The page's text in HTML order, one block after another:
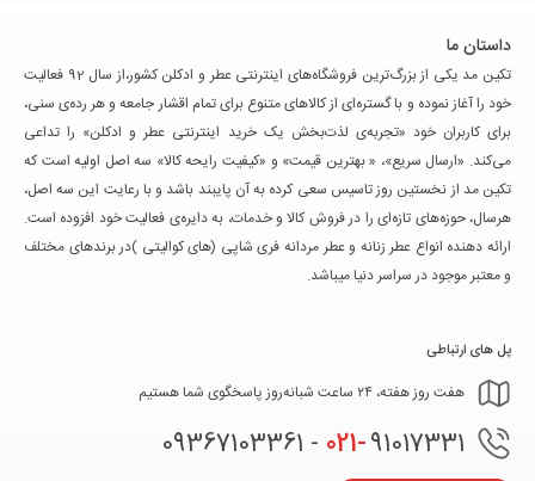
داستان ما
تکین مد یکی از بزرگ‌ترین فروشگاه‌های اینترنتی عطر و ادکلن کشور،از سال 92 فعالیت
خود را آغاز نموده و با گستره‌ای از کالاهای متنوع برای تمام اقشار جامعه و هر رده‌ی سنی،
برای کاربران خود «تجربه‌ی لذت‌بخش یک خرید اینترنتی عطر و ادکلن» را تداعی
می‌کند. «ارسال سریع»، « بهترین قیمت» و «کیفیت رایحه کالا» سه اصل اولیه است که
تکین مد از نخستین روز تاسیس سعی کرده به آن پایبند باشد و با رعایت این سه اصل،
هرسال، حوزه‌های تازه‌ای را در فروش کالا و خدمات، به دایره‌ی فعالیت خود افزوده است.
ارائه دهنده انواع عطر زنانه و عطر مردانه فری شاپی (های کوالیتی )در برندهای مختلف
و معتبر موجود در سراسر دنیا میباشد.
پل های ارتباطی
هفت روز هفته، ۲۴ ساعت شبانه‌روز پاسخگوی شما هستیم
021-91017331 - 09367103361